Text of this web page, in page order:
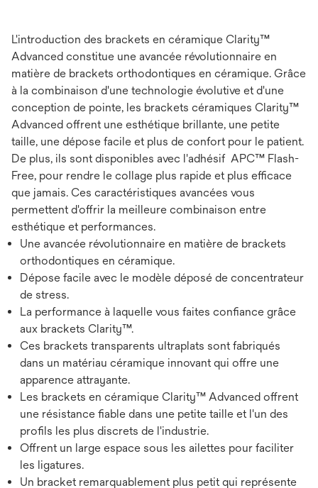
L'introduction des brackets en céramique Clarity™
Advanced constitue une avancée révolutionnaire en
matière de brackets orthodontiques en céramique. Grâce
à la combinaison d'une technologie évolutive et d'une
conception de pointe, les brackets céramiques Clarity™
Advanced offrent une esthétique brillante, une petite
taille, une dépose facile et plus de confort pour le patient.
De plus, ils sont disponibles avec l'adhésif APC™ Flash-
Free, pour rendre le collage plus rapide et plus efficace
que jamais. Ces caractéristiques avancées vous
permettent d'offrir la meilleure combinaison entre
esthétique et performances.
Une avancée révolutionnaire en matière de brackets
orthodontiques en céramique.
Dépose facile avec le modèle déposé de concentrateur
de stress.
La performance à laquelle vous faites confiance grâce
aux brackets Clarity™.
Ces brackets transparents ultraplats sont fabriqués
dans un matériau céramique innovant qui offre une
apparence attrayante.
Les brackets en céramique Clarity™ Advanced offrent
une résistance fiable dans une petite taille et l'un des
profils les plus discrets de l'industrie.
Offrent un large espace sous les ailettes pour faciliter
les ligatures.
Un bracket remarquablement plus petit qui représente